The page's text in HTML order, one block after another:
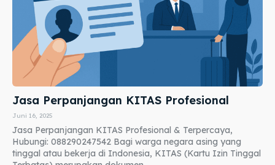
Jasa Perpanjangan KITAS Profesional
Juni 16, 2025
Jasa Perpanjangan KITAS Profesional & Terpercaya,
Hubungi: 088290247542 Bagi warga negara asing yang
tinggal atau bekerja di Indonesia, KITAS (Kartu Izin Tinggal